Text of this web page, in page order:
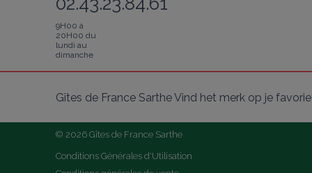
9H00 à
20H00 du
lundi au
dimanche
Gîtes de France Sarthe Vind het merk op je
© 2026 Gîtes de France Sarthe
Conditions Générales d'Utilisation